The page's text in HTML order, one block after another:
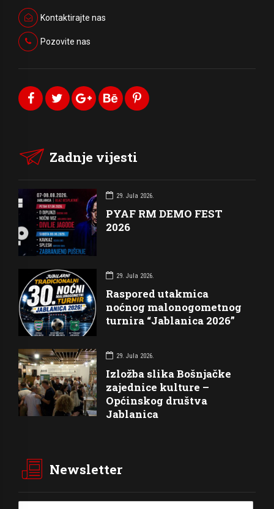
Kontaktirajte nas
Pozovite nas
Zadnje vijesti
29. Jula 2026.
PYAF RM DEMO FEST
2026
29. Jula 2026.
Raspored utakmica
noćnog malonogometnog
turnira “Jablanica 2026”
29. Jula 2026.
Izložba slika Bošnjačke
zajednice kulture –
Općinskog društva
Jablanica
Newsletter